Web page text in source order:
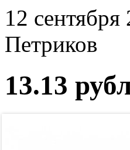
12
Петриков
13.13